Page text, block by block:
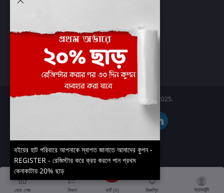
প্রবেশ করুন
অর্ডার ইতিহাস
আমার ইচ্ছাগুলি
অর্ডার ট্র্যাকিং
Boier Haat™ | © All rights reserved 2025.
হোম পেজ বিভাগ কার্ট (0) বিজ্ঞপ্তি অ্যাকাউন্ট
বইয়ের হাট পরিবারে আপনাকে স্বাগত জানাতে আমাদের কুপন -
REGISTER - রেজিস্টার করে ক্রয় করলে পান প্রথম
কেনাকাটায় 20% ছাড়